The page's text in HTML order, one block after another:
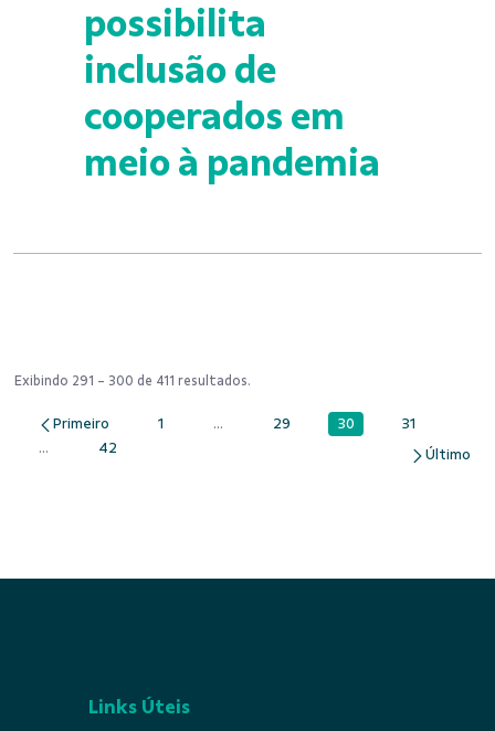
possibilita
inclusão de
cooperados em
meio à pandemia
Exibindo 291 - 300 de 411 resultados.
Página
1 ...Páginas intermediárias Usar ABA para
Página
29 Página
30 Página
31
...Páginas intermediárias Usar ABA para navegar.
Página
42
Links Úteis